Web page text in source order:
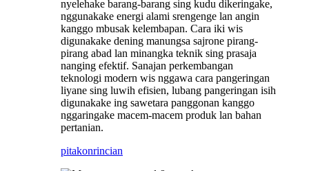
nyelehake barang-barang sing kudu dikeringake,
nggunakake energi alami srengenge lan angin
kanggo mbusak kelembapan. Cara iki wis
digunakake dening manungsa sajrone pirang-
pirang abad lan minangka teknik sing prasaja
nanging efektif. Sanajan perkembangan
teknologi modern wis nggawa cara pangeringan
liyane sing luwih efisien, lubang pangeringan isih
digunakake ing sawetara panggonan kanggo
nggaringake macem-macem produk lan bahan
pertanian.
pitakonrincian